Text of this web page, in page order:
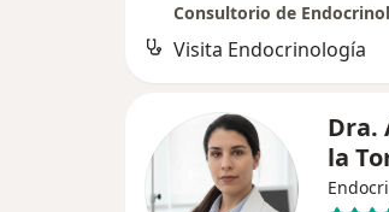
Consultorio de
Visita Endocrinología
Dra.
la